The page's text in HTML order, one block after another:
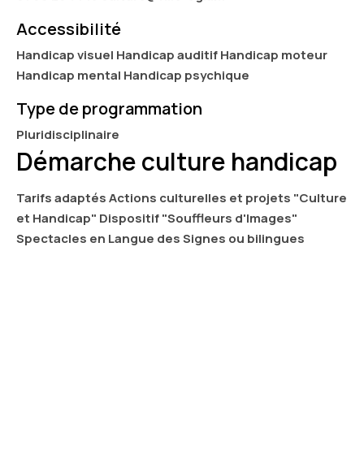
Accessibilité
Handicap visuel Handicap auditif Handicap moteur
Handicap mental Handicap psychique
Type de programmation
Pluridisciplinaire
Démarche culture handicap
Tarifs adaptés Actions culturelles et projets "Culture
et Handicap" Dispositif "Souffleurs d'Images"
Spectacles en Langue des Signes ou bilingues